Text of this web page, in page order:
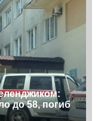
до 58, погиб